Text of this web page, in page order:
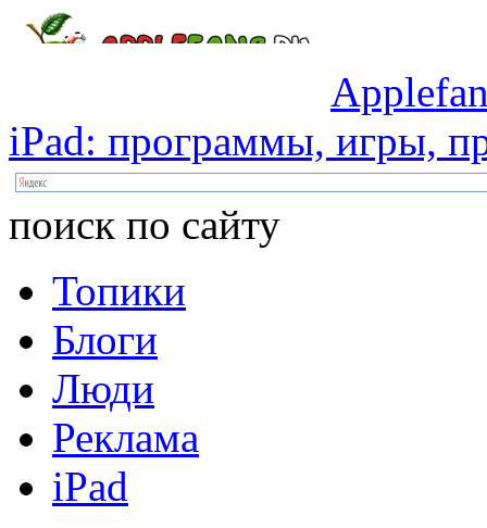
iPad: программы, игры,
поиск по сайту
Топики
Блоги
Люди
Реклама
iPad